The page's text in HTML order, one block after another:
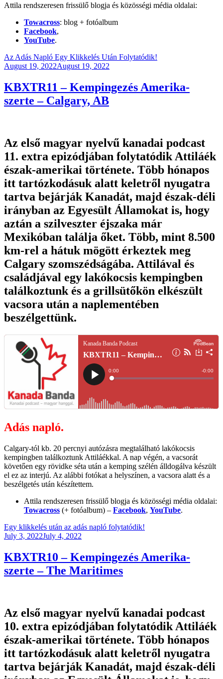
Attila rendszeresen frissülő blogja és közösségi média oldalai:
Towacross: blog + fotóalbum
Facebook,
YouTube.
Az Adás Napló Egy Klikkelés Után Folytatódik!
Posted
August 19, 2022August 19, 2022
KBXTR11 – Kempingezés Amerika-
szerte – Calgary, AB
Az első magyar nyelvű kanadai podcast
11. extra epizódjában folytatódik Attiláék
észak-amerikai története. Több hónapos
itt tartózkodásuk alatt keletről nyugatra
tartva bejárják Kanadát, majd észak-déli
irányban az Egyesült Államokat is, hogy
aztán a szilveszter éjszaka már
Mexikóban találja őket. Több, mint 8.500
km-rel a hátuk mögött érkeztek meg
Calgary szomszédságába. Attilával és
családjával egy lakókocsis kempingben
találkoztunk és a grillsütőkön elkészült
vacsora után a naplementében
beszélgettünk.
Adás napló.
Calgary-tól kb. 20 percnyi autózásra megtalálható lakókocsis
kempingben találkoztunk Attiláékkal. A nap végén, a vacsorát
követően egy rövidke séta után a kemping szélén álldogálva készült
el ez az interjú. Az alábbi fotókat a helyszínen, a vacsora alatt és a
beszélgetés után készítettem.
Attila rendszeresen frissülő blogja és közösségi média oldalai:
Towacross (+ fotóalbum) – Facebook, YouTube.
Egy klikkelés után az adás napló folytatódik!
Posted
July 3, 2022July 4, 2022
KBXTR10 – Kempingezés Amerika-
szerte – The Maritimes
Az első magyar nyelvű kanadai podcast
10. extra epizódjában folytatódik Attiláék
észak-amerikai története. Több hónapos
itt tartózkodásuk alatt keletről nyugatra
tartva bejárják Kanadát, majd észak-déli